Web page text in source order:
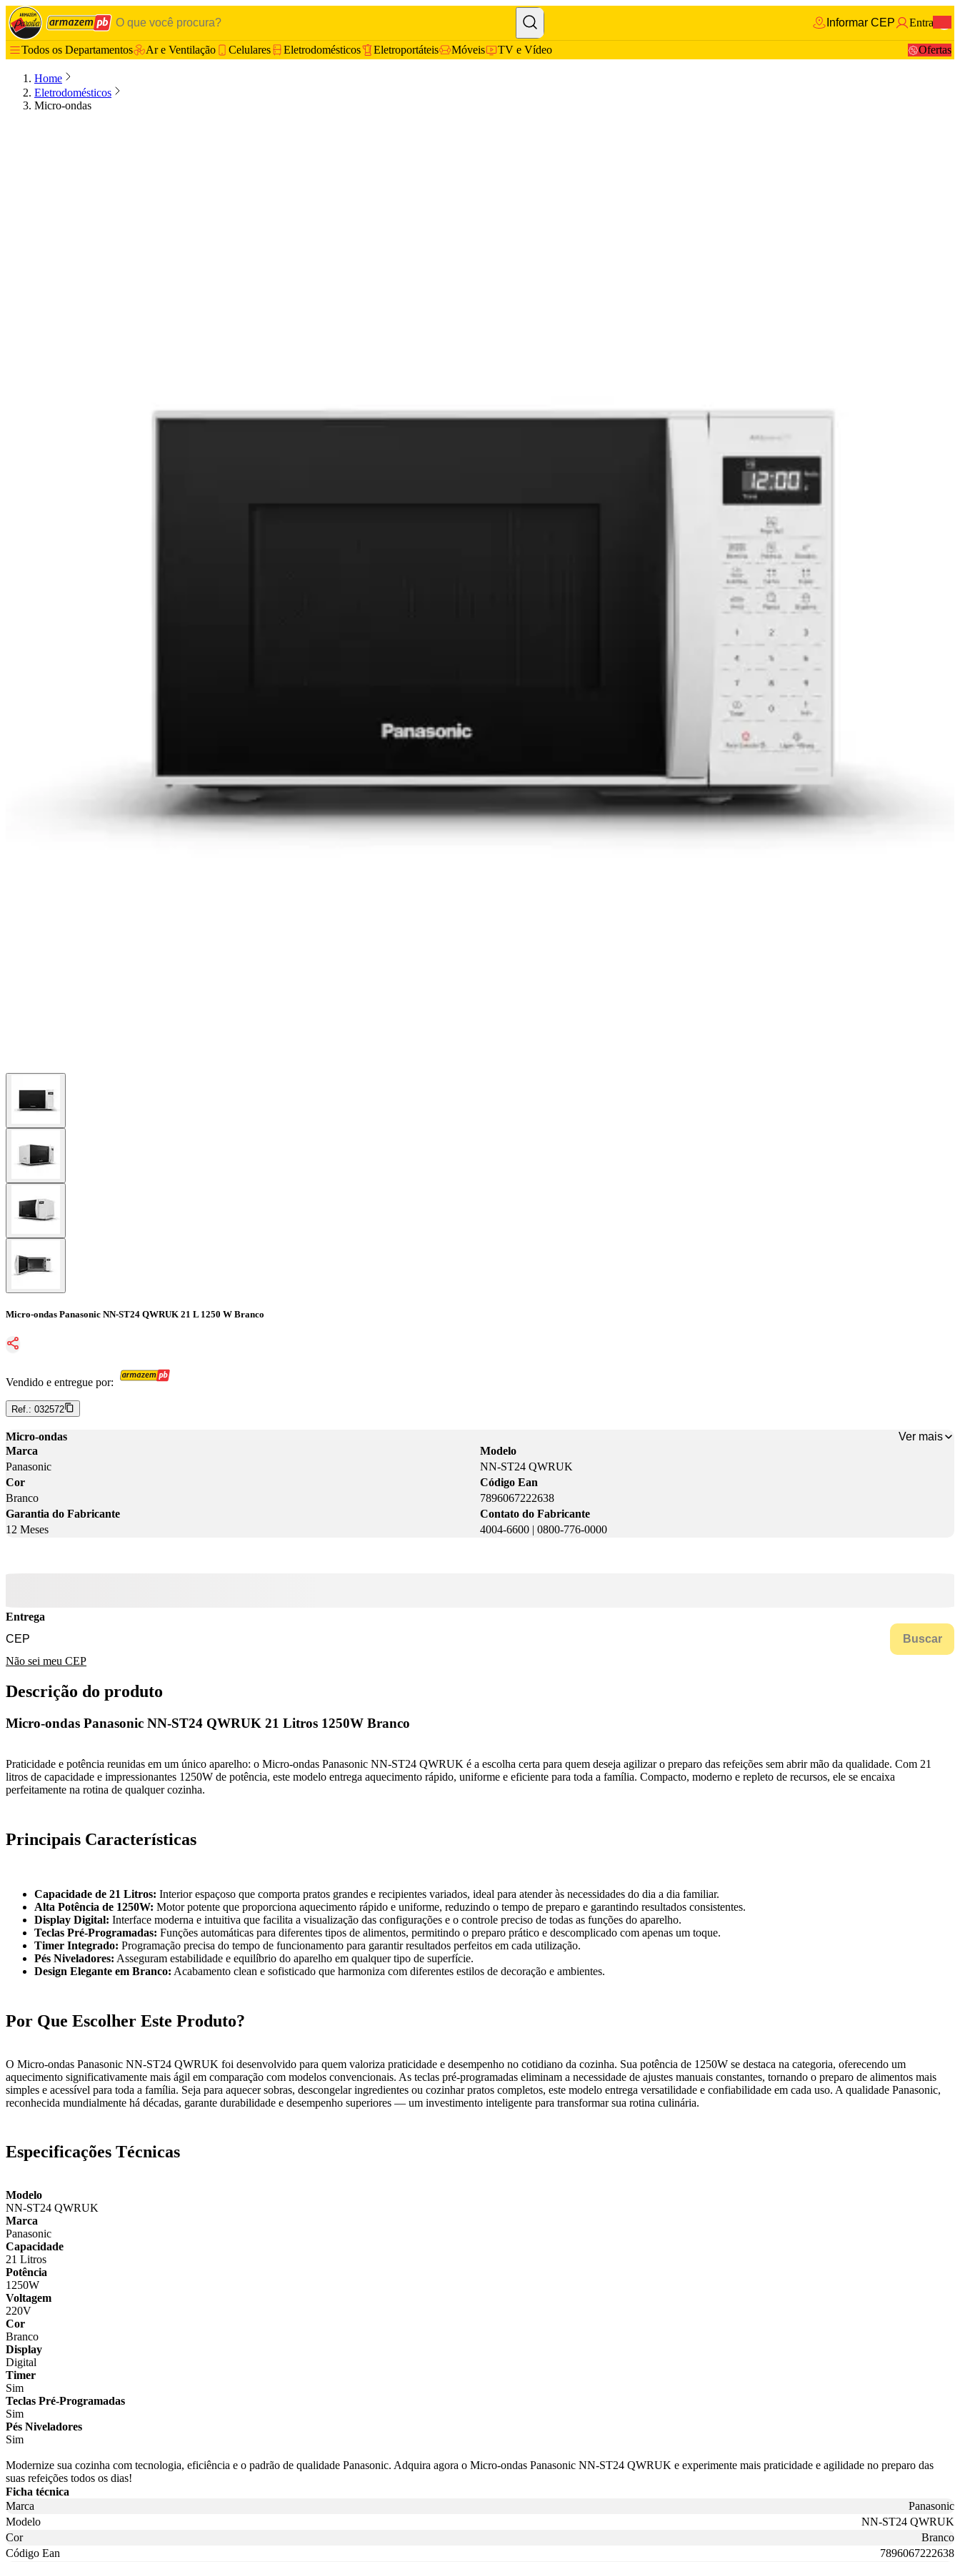
Informar CEP Entrar
Todos os Departamentos Ar e Ventilação Celulares Eletrodomésticos Eletroportáteis Móveis TV e Vídeo Ofertas
Home
Eletrodomésticos
Micro-ondas
Micro-ondas Panasonic NN-ST24 QWRUK 21 L 1250 W Branco
Vendido e entregue por:
Ref.: 032572
Micro-ondas
Ver mais
Marca
Panasonic
Modelo
NN-ST24 QWRUK
Cor
Branco
Código Ean
7896067222638
Garantia do Fabricante
12 Meses
Contato do Fabricante
4004-6600 | 0800-776-0000
Entrega
Buscar
Não sei meu CEP
Descrição do produto
Micro-ondas Panasonic NN-ST24 QWRUK 21 Litros 1250W Branco
Praticidade e potência reunidas em um único aparelho: o Micro-ondas Panasonic NN-ST24 QWRUK é a escolha certa para quem deseja agilizar o preparo das refeições sem abrir mão da qualidade. Com 21
litros de capacidade e impressionantes 1250W de potência, este modelo entrega aquecimento rápido, uniforme e eficiente para toda a família. Compacto, moderno e repleto de recursos, ele se encaixa
perfeitamente na rotina de qualquer cozinha.
Principais Características
Capacidade de 21 Litros: Interior espaçoso que comporta pratos grandes e recipientes variados, ideal para atender às necessidades do dia a dia familiar.
Alta Potência de 1250W: Motor potente que proporciona aquecimento rápido e uniforme, reduzindo o tempo de preparo e garantindo resultados consistentes.
Display Digital: Interface moderna e intuitiva que facilita a visualização das configurações e o controle preciso de todas as funções do aparelho.
Teclas Pré-Programadas: Funções automáticas para diferentes tipos de alimentos, permitindo o preparo prático e descomplicado com apenas um toque.
Timer Integrado: Programação precisa do tempo de funcionamento para garantir resultados perfeitos em cada utilização.
Pés Niveladores: Asseguram estabilidade e equilíbrio do aparelho em qualquer tipo de superfície.
Design Elegante em Branco: Acabamento clean e sofisticado que harmoniza com diferentes estilos de decoração e ambientes.
Por Que Escolher Este Produto?
O Micro-ondas Panasonic NN-ST24 QWRUK foi desenvolvido para quem valoriza praticidade e desempenho no cotidiano da cozinha. Sua potência de 1250W se destaca na categoria, oferecendo um
aquecimento significativamente mais ágil em comparação com modelos convencionais. As teclas pré-programadas eliminam a necessidade de ajustes manuais constantes, tornando o preparo de alimentos mais
simples e acessível para toda a família. Seja para aquecer sobras, descongelar ingredientes ou cozinhar pratos completos, este modelo entrega versatilidade e confiabilidade em cada uso. A qualidade Panasonic,
reconhecida mundialmente há décadas, garante durabilidade e desempenho superiores — um investimento inteligente para transformar sua rotina culinária.
Especificações Técnicas
Modelo
NN-ST24 QWRUK
Marca
Panasonic
Capacidade
21 Litros
Potência
1250W
Voltagem
220V
Cor
Branco
Display
Digital
Timer
Sim
Teclas Pré-Programadas
Sim
Pés Niveladores
Sim
Modernize sua cozinha com tecnologia, eficiência e o padrão de qualidade Panasonic. Adquira agora o Micro-ondas Panasonic NN-ST24 QWRUK e experimente mais praticidade e agilidade no preparo das
suas refeições todos os dias!
Ficha técnica
Marca
Panasonic
Modelo
NN-ST24 QWRUK
Cor
Branco
Código Ean
7896067222638